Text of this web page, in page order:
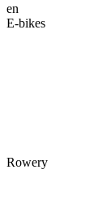
en
E-bikes
Rowery